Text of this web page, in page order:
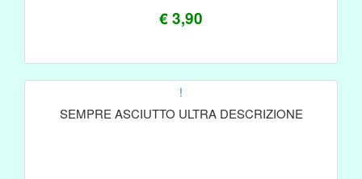
€ 3,90
!
SEMPRE ASCIUTTO ULTRA DESCRIZIONE